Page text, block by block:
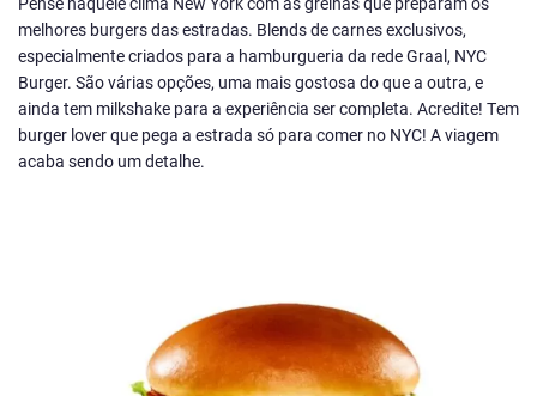
melhores burgers das estradas. Blends de carnes exclusivos,
especialmente criados para a hamburgueria da rede Graal, NYC
Burger. São várias opções, uma mais gostosa do que a outra, e
ainda tem milkshake para a experiência ser completa. Acredite! Tem
burger lover que pega a estrada só para comer no NYC! A viagem
acaba sendo um detalhe.